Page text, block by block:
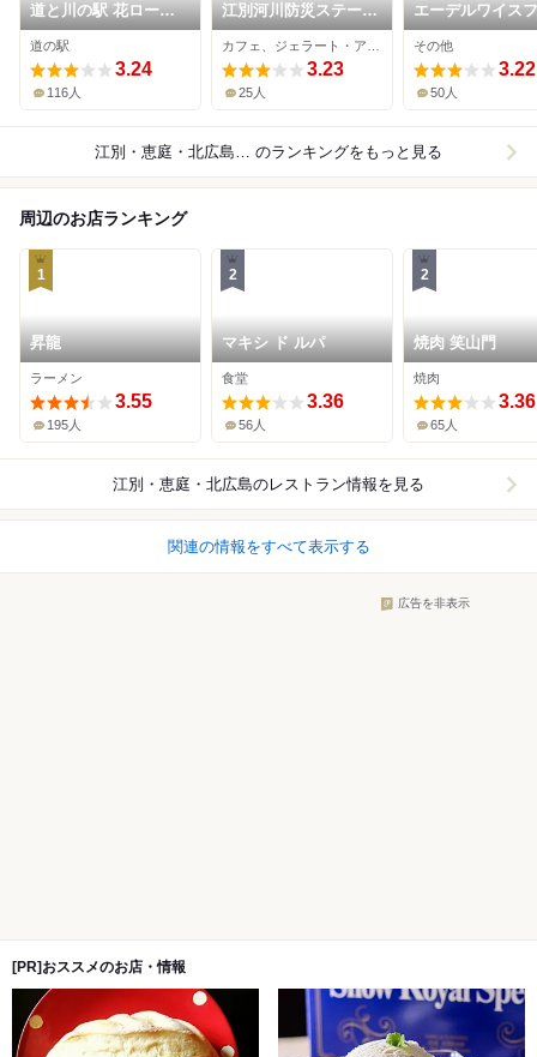
道と川の駅 花ロード
えにわ
道の駅
3.24
116人
江別河川防災ステーシ
ョン売店
3.23
25人
エーデルワイス
ム直売店
その他
3.22
50人
江別・恵庭・北広島×その他 のランキングをもっと見る
周辺のお店ランキング
1
昇龍
ラーメン
3.55
195人
2
マキシ ド ルパ
食堂
3.36
56人
2
焼肉 笑山門
焼肉
3.36
65人
江別・恵庭・北広島のレストラン情報を見る
関連の情報をすべて表示する
広告を非表示
[PR]おススメのお店・情報